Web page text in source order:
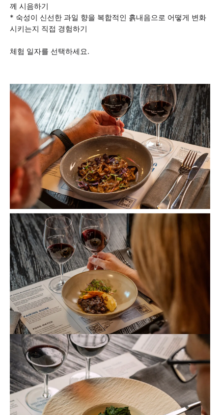
께 시음하기
* 숙성이 신선한 과일 향을 복합적인 흙내음으로 어떻게 변화
시키는지 직접 경험하기
체험 일자를 선택하세요.